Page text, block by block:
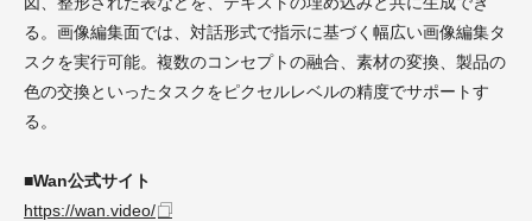
る。画像編集面では、対話形式で指示に基づく幅広い画像編集タ
スクを実行可能。複数のコンセプトの融合、素材の変換、製品の
色の交換といったタスクをピクセルレベルの精度でサポートす
る。
■Wan公式サイト
https://wan.video/